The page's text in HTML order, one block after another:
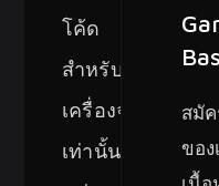
โค้ด
สำหรับ
เครื่องจักร
เท่านั้น
สมั
ขอ